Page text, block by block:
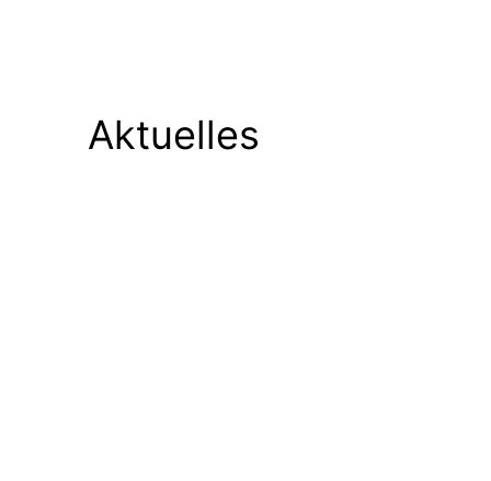
Aktuelles